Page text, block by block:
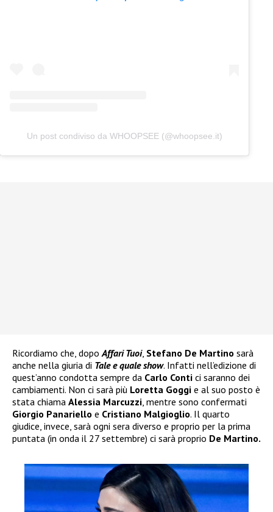
Un post condiviso da WHOOPSEE (@whoopsee.it)
Ricordiamo che, dopo Affari Tuoi, Stefano De Martino sarà
anche nella giuria di Tale e quale show. Infatti nell’edizione di
quest’anno condotta sempre da Carlo Conti ci saranno dei
cambiamenti. Non ci sarà più Loretta Goggi e al suo posto è
stata chiama Alessia Marcuzzi , mentre sono confermati
Giorgio Panariello e Cristiano Malgioglio. Il quarto
giudice, invece, sarà ogni sera diverso e proprio per la prima
puntata (in onda il 27 settembre) ci sarà proprio De Martino.